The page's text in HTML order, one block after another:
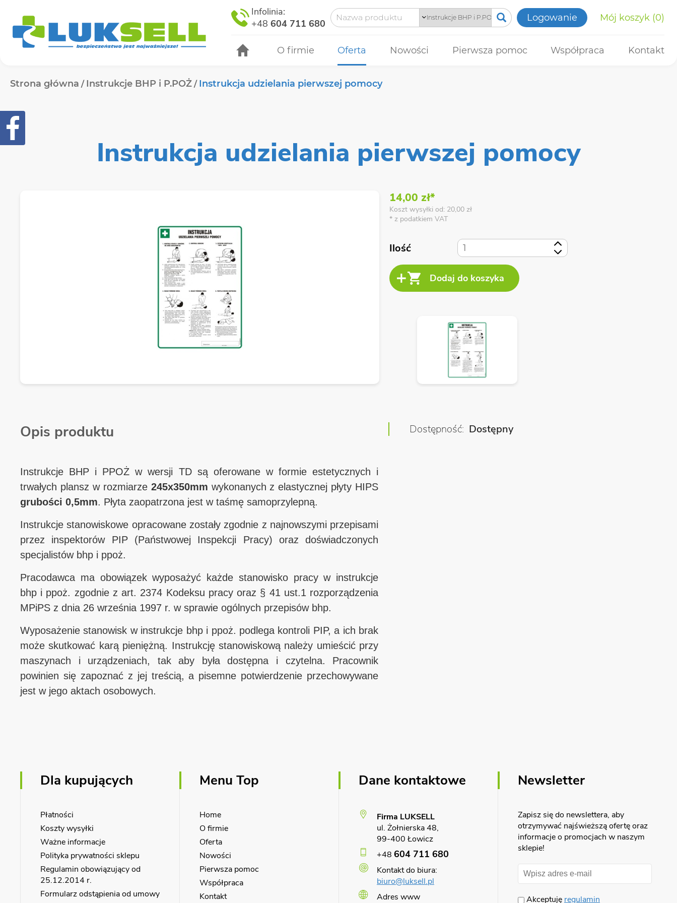
Infolinia:
+48 604 711 680 Logowanie Mój koszyk 0
O firmie Oferta Nowości Pierwsza pomoc Współpraca Kontakt
Strona główna Instrukcje BHP i P.POŻ Instrukcja udzielania pierwszej pomocy
Instrukcja udzielania pierwszej pomocy
14,00 zł*
Koszt wysyłki od: 20,00 zł
* z podatkiem VAT
Ilość
Dostępność Dostępny
Opis produktu
Instrukcje BHP i PPOŻ w wersji TD są oferowane w formie estetycznych i
trwałych plansz w rozmiarze 245x350mm wykonanych z elastycznej płyty HIPS
grubości 0,5mm. Płyta zaopatrzona jest w taśmę samoprzylepną.
Instrukcje stanowiskowe opracowane zostały zgodnie z najnowszymi przepisami
przez inspektorów PIP (Państwowej Inspekcji Pracy) oraz doświadczonych
specjalistów bhp i ppoż.
Pracodawca ma obowiązek wyposażyć każde stanowisko pracy w instrukcje
bhp i ppoż. zgodnie z art. 2374 Kodeksu pracy oraz § 41 ust.1 rozporządzenia
MPiPS z dnia 26 września 1997 r. w sprawie ogólnych przepisów bhp.
Wyposażenie stanowisk w instrukcje bhp i ppoż. podlega kontroli PIP, a ich brak
może skutkować karą pieniężną. Instrukcję stanowiskową należy umieścić przy
maszynach i urządzeniach, tak aby była dostępna i czytelna. Pracownik
powinien się zapoznać z jej treścią, a pisemne potwierdzenie przechowywane
jest w jego aktach osobowych.
Dla kupujących
Płatności
Koszty wysyłki
Ważne informacje
Polityka prywatności sklepu
Regulamin obowiązujący od
25.12.2014 r.
Formularz odstąpienia od umowy
Menu Top
Home
O firmie
Oferta
Nowości
Pierwsza pomoc
Współpraca
Kontakt
Dane kontaktowe
Firma LUKSELL
ul. Żołnierska 48,
99-400 Łowicz
+48 604 711 680
Kontakt do biura:
biuro@luksell.pl
Adres www
Newsletter
Zapisz się do newslettera, aby
otrzymywać najświeższą ofertę oraz
informacje o promocjach w naszym
sklepie!
Akceptuję regulamin